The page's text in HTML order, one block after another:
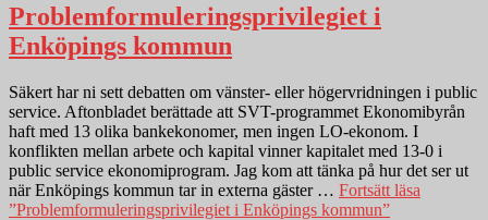
Problemformuleringsprivilegiet i
Enköpings kommun
Säkert har ni sett debatten om vänster- eller högervridningen i public
service. Aftonbladet berättade att SVT-programmet Ekonomibyrån
haft med 13 olika bankekonomer, men ingen LO-ekonom. I
konflikten mellan arbete och kapital vinner kapitalet med 13-0 i
public service ekonomiprogram. Jag kom att tänka på hur det ser ut
när Enköpings kommun tar in externa gäster … Fortsätt läsa
”Problemformuleringsprivilegiet i Enköpings kommun”